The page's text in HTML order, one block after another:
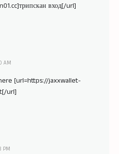
вход[/url]
AM
[url=https://jaxxwallet-
url]
PM